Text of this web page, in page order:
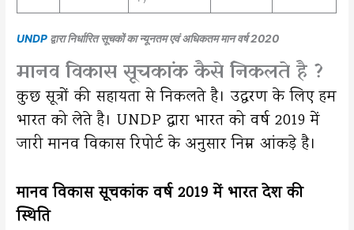
UNDP द्वारा निर्धारित सूचकों का न्यूनतम एवं अधिकतम मान वर्ष 2020
मानव विकास सूचकांक कैसे निकलते है ?
कुछ सूत्रों की सहायता से निकलते है। उद्धरण के लिए हम
भारत को लेते है। UNDP द्वारा भारत को वर्ष 2019 में
जारी मानव विकास रिपोर्ट के अनुसार निम्न आंकड़े है।
मानव विकास सूचकांक वर्ष 2019 में भारत देश की
स्थिति